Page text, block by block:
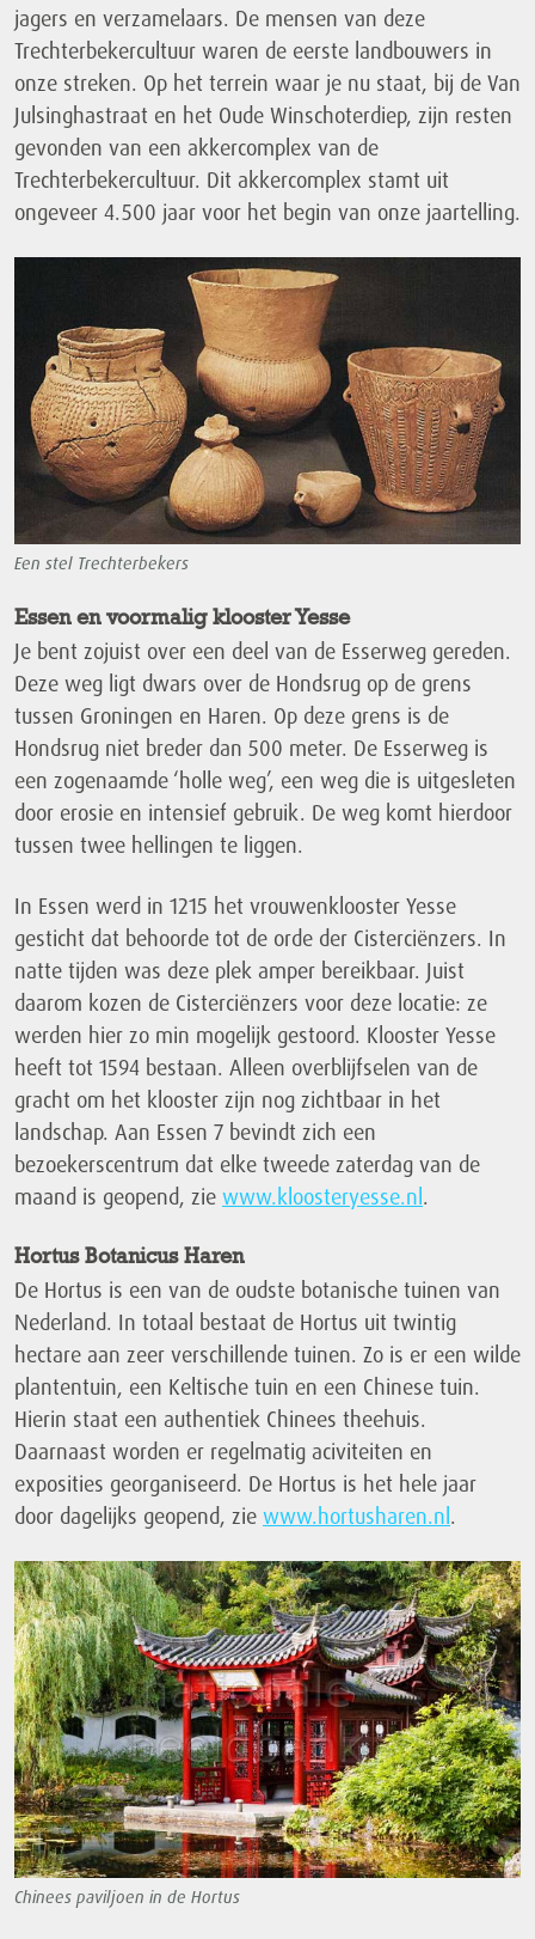
jagers en verzamelaars. De mensen van deze
Trechterbekercultuur waren de eerste landbouwers in
onze streken. Op het terrein waar je nu staat, bij de Van
Julsinghastraat en het Oude Winschoterdiep, zijn resten
gevonden van een akkercomplex van de
Trechterbekercultuur. Dit akkercomplex stamt uit
ongeveer 4.500 jaar voor het begin van onze jaartelling.
Een stel Trechterbekers
Essen en voormalig klooster Yesse
Je bent zojuist over een deel van de Esserweg gereden.
Deze weg ligt dwars over de Hondsrug op de grens
tussen Groningen en Haren. Op deze grens is de
Hondsrug niet breder dan 500 meter. De Esserweg is
een zogenaamde ‘holle weg’, een weg die is uitgesleten
door erosie en intensief gebruik. De weg komt hierdoor
tussen twee hellingen te liggen.
In Essen werd in 1215 het vrouwenklooster Yesse
gesticht dat behoorde tot de orde der Cisterciënzers. In
natte tijden was deze plek amper bereikbaar. Juist
daarom kozen de Cisterciënzers voor deze locatie: ze
werden hier zo min mogelijk gestoord. Klooster Yesse
heeft tot 1594 bestaan. Alleen overblijfselen van de
gracht om het klooster zijn nog zichtbaar in het
landschap. Aan Essen 7 bevindt zich een
bezoekerscentrum dat elke tweede zaterdag van de
maand is geopend, zie www.kloosteryesse.nl .
Hortus Botanicus Haren
De Hortus is een van de oudste botanische tuinen van
Nederland. In totaal bestaat de Hortus uit twintig
hectare aan zeer verschillende tuinen. Zo is er een wilde
plantentuin, een Keltische tuin en een Chinese tuin.
Hierin staat een authentiek Chinees theehuis.
Daarnaast worden er regelmatig aciviteiten en
exposities georganiseerd. De Hortus is het hele jaar
door dagelijks geopend, zie www.hortusharen.nl .
Chinees paviljoen in de Hortus